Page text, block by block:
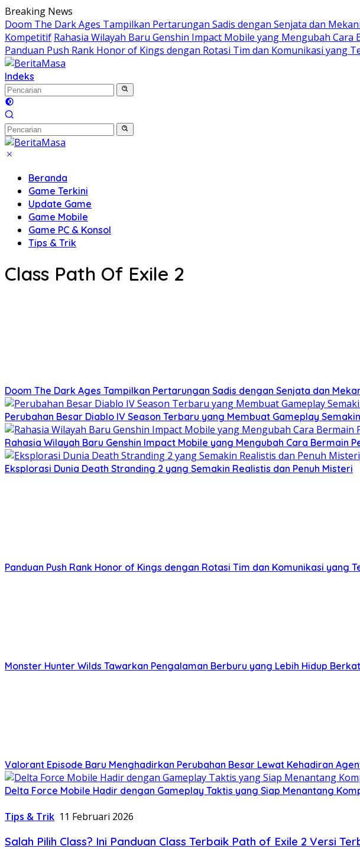
Langsung
ke
konten
Breaking News
Doom The Dark Ages Tampilkan Pertarungan Sadis dengan Senjata dan
Kompetitif Rahasia Wilayah Baru Genshin Impact Mobile yang Mengubah Cara
Panduan Push Rank Honor of Kings dengan Rotasi Tim dan Komunikasi yang
Indeks
Beranda
Game Terkini
Update Game
Game Mobile
Game PC & Konsol
Tips & Trik
Class Path Of Exile 2
Doom The Dark Ages Tampilkan Pertarungan Sadis dengan Senjata dan
Perubahan Besar Diablo IV Season Terbaru yang Membuat Gameplay
Rahasia Wilayah Baru Genshin Impact Mobile yang Mengubah Cara Bermain
Eksplorasi Dunia Death Stranding 2 yang Semakin Realistis dan Penuh Misteri
Panduan Push Rank Honor of Kings dengan Rotasi Tim dan Komunikasi yang
Monster Hunter Wilds Tawarkan Pengalaman Berburu yang Lebih Hidup
Valorant Episode Baru Menghadirkan Perubahan Besar Lewat Kehadiran
Delta Force Mobile Hadir dengan Gameplay Taktis yang Siap Menantang
Tips & Trik 11 Februari 2026
Salah Pilih Class? Ini Panduan Class Terbaik Path of Exile 2 Versi